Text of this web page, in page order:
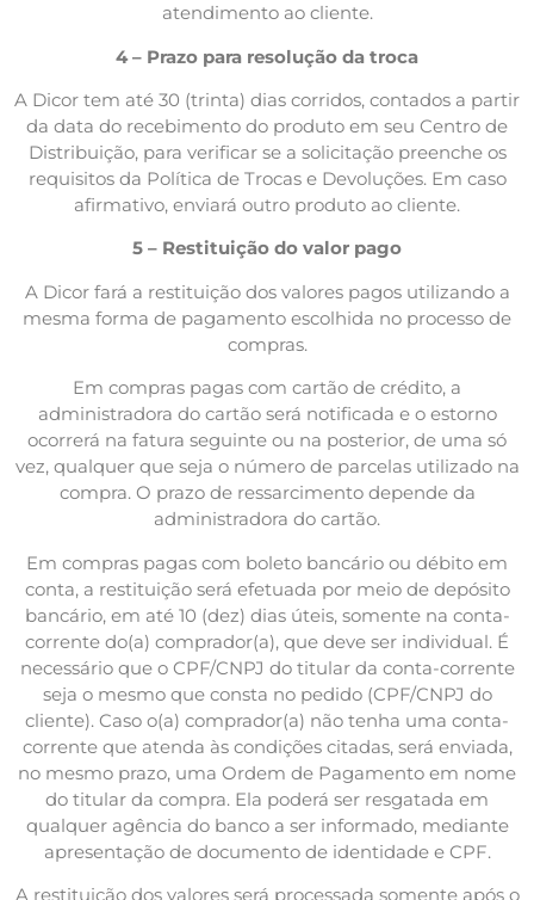
atendimento ao cliente.
4 – Prazo para resolução da troca
A Dicor tem até 30 (trinta) dias corridos, contados a partir
da data do recebimento do produto em seu Centro de
Distribuição, para verificar se a solicitação preenche os
requisitos da Política de Trocas e Devoluções. Em caso
afirmativo, enviará outro produto ao cliente.
5 – Restituição do valor pago
A Dicor fará a restituição dos valores pagos utilizando a
mesma forma de pagamento escolhida no processo de
compras.
Em compras pagas com cartão de crédito, a
administradora do cartão será notificada e o estorno
ocorrerá na fatura seguinte ou na posterior, de uma só
vez, qualquer que seja o número de parcelas utilizado na
compra. O prazo de ressarcimento depende da
administradora do cartão.
Em compras pagas com boleto bancário ou débito em
conta, a restituição será efetuada por meio de depósito
bancário, em até 10 (dez) dias úteis, somente na conta-
corrente do(a) comprador(a), que deve ser individual. É
necessário que o CPF/CNPJ do titular da conta-corrente
seja o mesmo que consta no pedido (CPF/CNPJ do
cliente). Caso o(a) comprador(a) não tenha uma conta-
corrente que atenda às condições citadas, será enviada,
no mesmo prazo, uma Ordem de Pagamento em nome
do titular da compra. Ela poderá ser resgatada em
qualquer agência do banco a ser informado, mediante
apresentação de documento de identidade e CPF.
A restituição dos valores será processada somente após o